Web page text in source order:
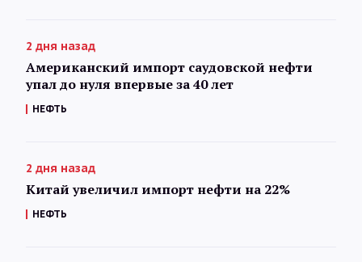
2 дня назад
Американский импорт саудовской нефти
упал до нуля впервые за 40 лет
НЕФТЬ
2 дня назад
Китай увеличил импорт нефти на 22%
НЕФТЬ